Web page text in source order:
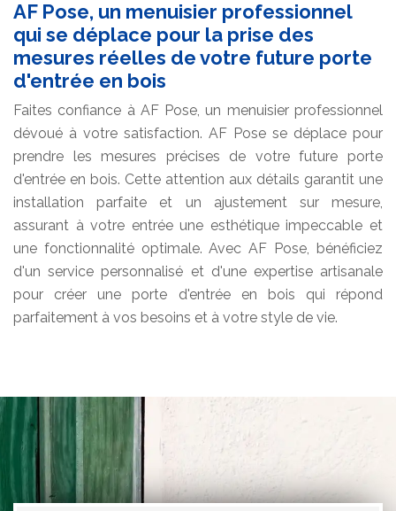
AF Pose, un menuisier professionnel
qui se déplace pour la prise des
mesures réelles de votre future porte
d'entrée en bois
Faites confiance à AF Pose, un menuisier professionnel
dévoué à votre satisfaction. AF Pose se déplace pour
prendre les mesures précises de votre future porte
d'entrée en bois. Cette attention aux détails garantit une
installation parfaite et un ajustement sur mesure,
assurant à votre entrée une esthétique impeccable et
une fonctionnalité optimale. Avec AF Pose, bénéficiez
d'un service personnalisé et d'une expertise artisanale
pour créer une porte d'entrée en bois qui répond
parfaitement à vos besoins et à votre style de vie.